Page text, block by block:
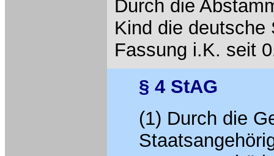
Durch die
Kind die deutsche
Fassung i.K. seit
§ 4 StAG
(1) Durch die